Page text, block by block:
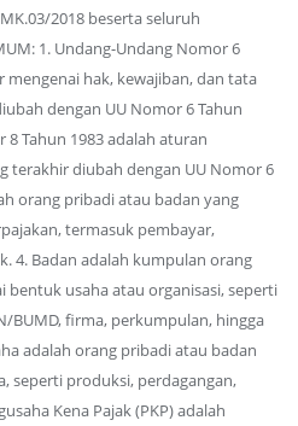
2018 beserta seluruh
1. Undang-Undang Nomor 6
mengenai hak, kewajiban, dan tata
dengan UU Nomor 6 Tahun
8 Tahun 1983 adalah aturan
terakhir diubah dengan UU Nomor 6
orang pribadi atau badan yang
termasuk pembayar,
4. Badan adalah kumpulan orang
usaha atau organisasi, seperti
BUMD, firma, perkumpulan, hingga
adalah orang pribadi atau badan
seperti produksi, perdagangan,
Kena Pajak (PKP) adalah